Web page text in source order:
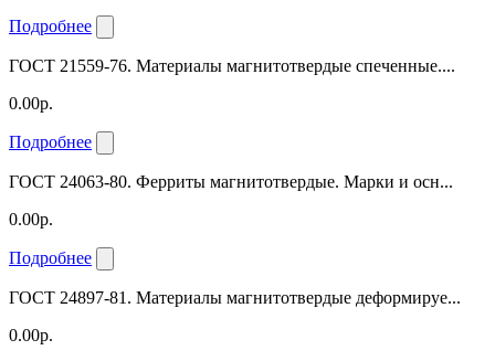
Подробнее
ГОСТ 21559-76. Материалы магнитотвердые спеченные....
0.00р.
Подробнее
ГОСТ 24063-80. Ферриты магнитотвердые. Марки и осн...
0.00р.
Подробнее
ГОСТ 24897-81. Материалы магнитотвердые деформируе...
0.00р.